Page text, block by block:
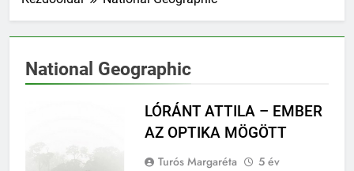
National Geographic
LÓRÁNT ATTILA – EMBER
AZ OPTIKA MÖGÖTT
Turós Margaréta
5 év